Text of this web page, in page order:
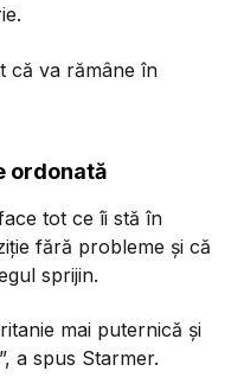
că va rămâne în
ordonată
tot ce îi stă în
fără probleme și că
sprijin.
mai puternică și
a spus Starmer.